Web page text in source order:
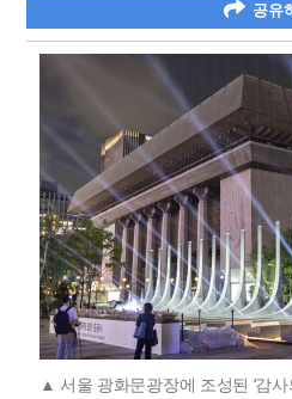
공유
서울 광화문광장에 조성된 ‘감